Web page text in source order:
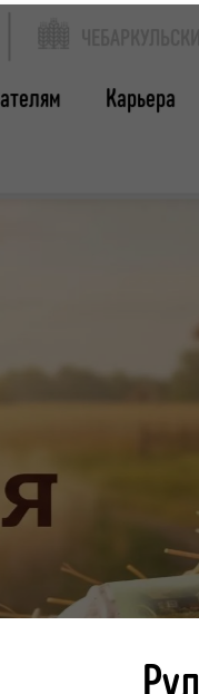
Карьера